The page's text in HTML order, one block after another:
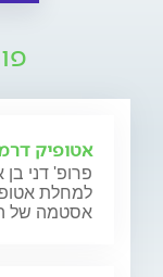
אטופיק
פרופ' דני
למחלת
אסטמה של